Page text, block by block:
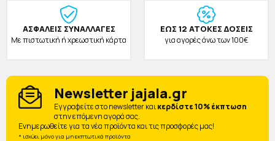
ΑΣΦΑΛΕΙΣ ΣΥΝΑΛΛΑΓΕΣ
Με πιστωτική ή χρεωστική κάρτα
ΕΩΣ 12 ΑΤΟΚΕΣ ΔΟΣΕΙΣ
για αγορές άνω των 100€
Newsletter jajala.gr
Eγγραφείτε στο newsletter καικερδίστε 10% έκπτωση
στην επόμενη αγορά σας.
Ενημερωθείτε για τα νέα προϊόντα και τις προσφορές μας!
* ισχύει μόνο για μη εκπτωτικά προϊόντα